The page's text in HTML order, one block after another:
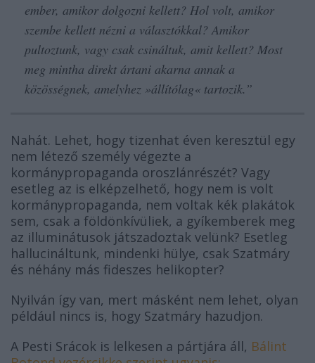
ember, amikor dolgozni kellett? Hol volt, amikor
szembe kellett nézni a választókkal? Amikor
pultoztunk, vagy csak csináltuk, amit kellett? Most
meg mintha direkt ártani akarna annak a
közösségnek, amelyhez »állítólag« tartozik.”
Nahát. Lehet, hogy tizenhat éven keresztül egy
nem létező személy végezte a
kormánypropaganda oroszlánrészét? Vagy
esetleg az is elképzelhető, hogy nem is volt
kormánypropaganda, nem voltak kék plakátok
sem, csak a földönkívüliek, a gyíkemberek meg
az illuminátusok játszadoztak velünk? Esetleg
hallucináltunk, mindenki hülye, csak Szatmáry
és néhány más fideszes helikopter?
Nyilván így van, mert másként nem lehet, olyan
például nincs is, hogy Szatmáry hazudjon.
A Pesti Srácok is lelkesen a pártjára áll, Bálint